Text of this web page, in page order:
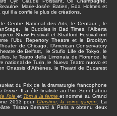
Marie-Josée Batien, Eda Holmes et
il a confié le plus de créations.
Centre National des Arts, le Centaur , le
le Buddies in Bad Times, l’Alberta
Shaw Festival et Stratford Festival ont
l’Ubu Repertory Theatre et le Brooklyn
de Chicago, l’American Conservatory
de Belfast, le Stufio Life de Tokyo, le
le Teatro della Limonaia de Florence, le
national de Turin, le Nuevo Teatro nuovo et
Onassis d’Athènes, le Theatri de Bucarest
du Prix de la dramaturgie francophone
ferme. Il a été finaliste au Prix Soni Labou
l’oie et Tom à la ferme et nommé au Grand
2013 pour Christine, la reine garçon .La
Tristan Bernard à Paris a obtenu deux